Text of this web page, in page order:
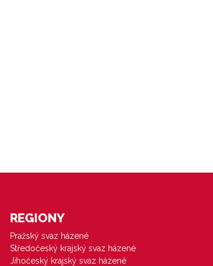
REGIONY
Pražský svaz házené
Středočeský krajský svaz házené
Jihočeský krajský svaz házené